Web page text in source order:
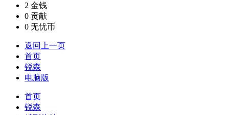
2 金钱
0 贡献
0 无忧币
返回上一页
首页
锐森
电脑版
首页
锐森